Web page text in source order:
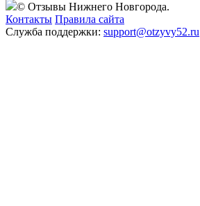
© Отзывы Нижнего Новгорода.
Контакты Правила сайта
Служба поддержки: support@otzyvy52.ru